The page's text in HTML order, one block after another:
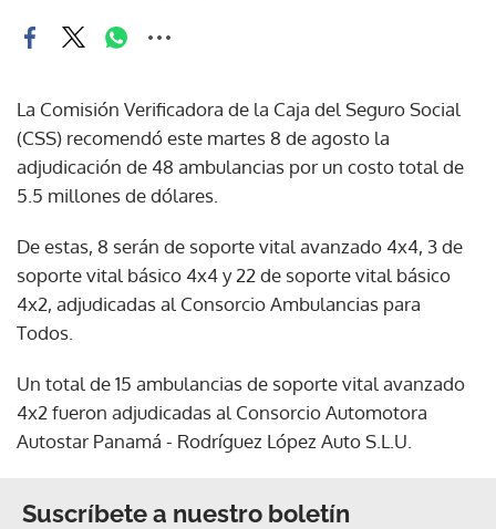
La Comisión Verificadora de la Caja del Seguro Social
(CSS) recomendó este martes 8 de agosto la
adjudicación de 48 ambulancias por un costo total de
5.5 millones de dólares.
De estas, 8 serán de soporte vital avanzado 4x4, 3 de
soporte vital básico 4x4 y 22 de soporte vital básico
4x2, adjudicadas al Consorcio Ambulancias para
Todos.
Un total de 15 ambulancias de soporte vital avanzado
4x2 fueron adjudicadas al Consorcio Automotora
Autostar Panamá - Rodríguez López Auto S.L.U.
Suscríbete a nuestro boletín